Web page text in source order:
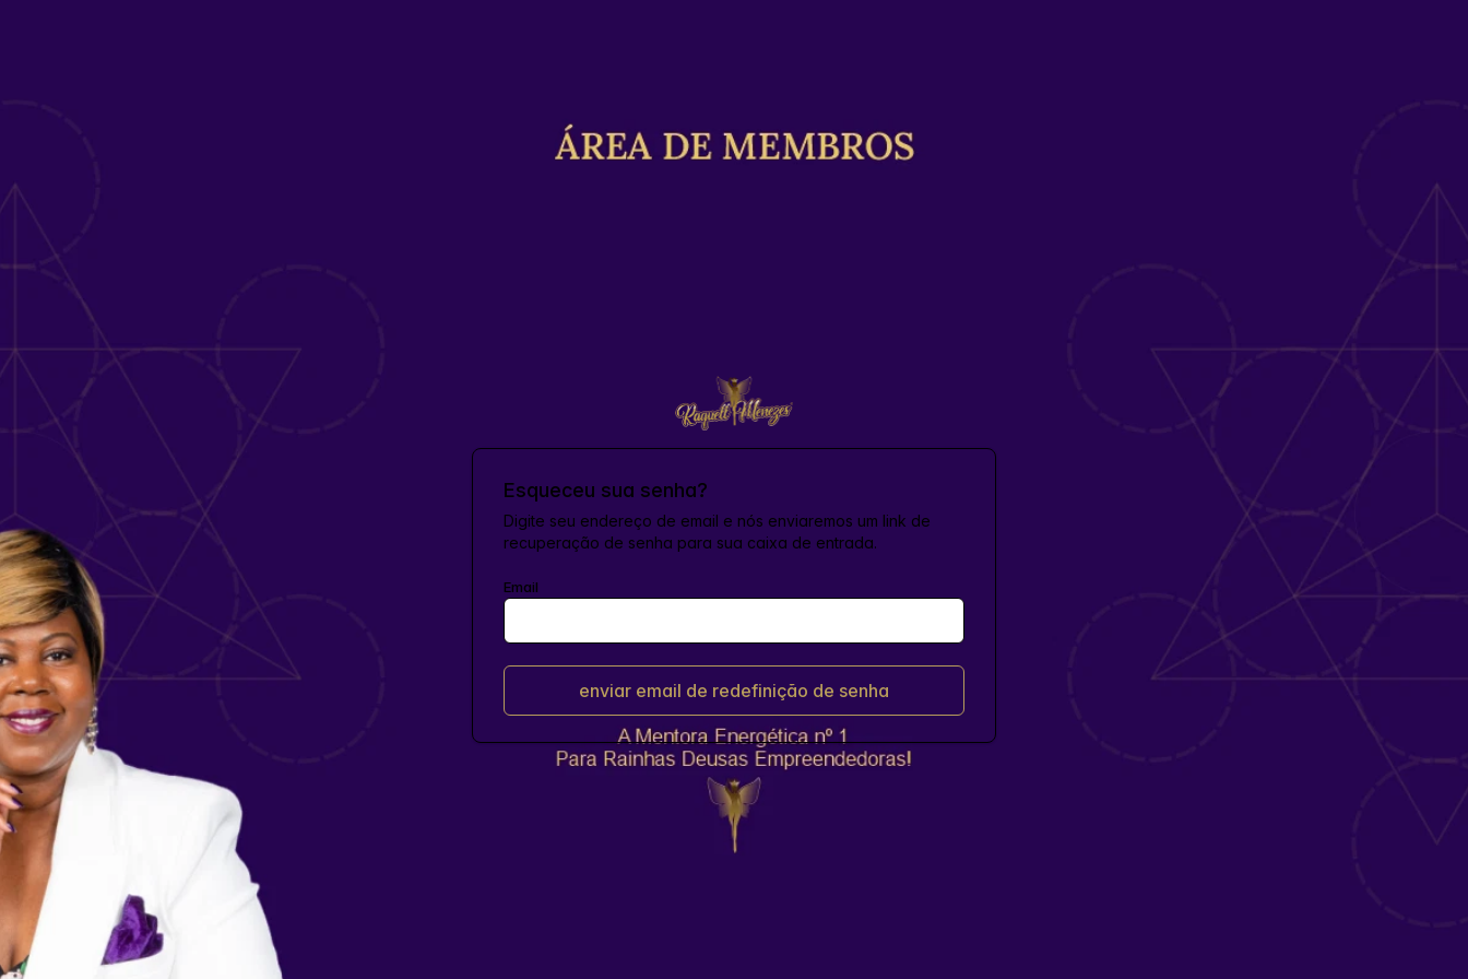
Esqueceu sua senha?
Digite seu endereço de email e nós enviaremos um link de
recuperação de senha para sua caixa de entrada.
Email